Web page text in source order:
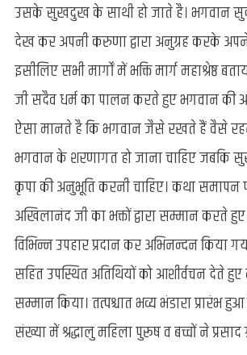
उसके सुखदुख के साथी हो जाते है। भगवान
देख कर अपनी करुणा द्वारा अनुग्रह करके
इसीलिए सभी मार्गों में भक्ति मार्ग महाश्रेष्ठ
जी सदैव धर्म का पालन करते हुए भगवान
ऐसा मानते है कि भगवान जैसे रखते हैं वैसे
भगवान के शरणागत हो जाना चाहिए
कृपा की अनुभूति करनी चाहिए। कथा समापन
अखिलानंद जी का भक्तों द्वारा सम्मान करते
विभिन्न उपहार प्रदान कर अभिनन्दन किया
सहित उपस्थित अतिथियों को आशीर्वचन देते
सम्मान किया। तत्पश्चात भव्य भंडारा प्रारंभ
संख्या में श्रद्धालु महिला पुरूष व बच्चों ने प्रसाद